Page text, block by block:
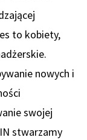
to kobiety,
nowych i
swojej
stwarzamy